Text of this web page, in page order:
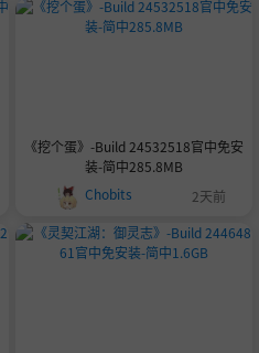
《挖个蛋》-Build 24532518官中免安
装-简中285.8MB
Chobits
2天前